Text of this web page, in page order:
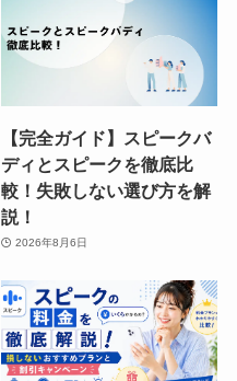
【完全ガイド】スピークバ
ディとスピークを徹底比
較！失敗しない選び方を解
説！
2026年8月6日